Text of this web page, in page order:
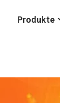
Produkte